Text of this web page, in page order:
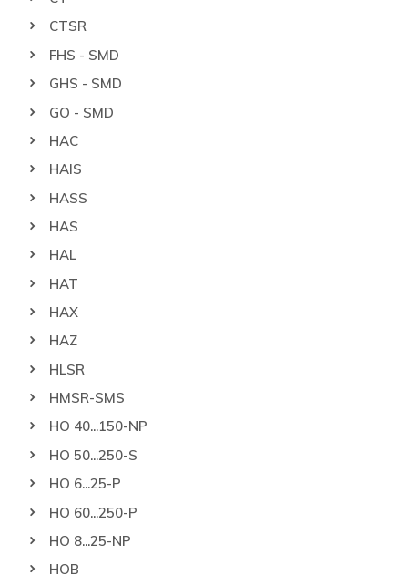
CTSR
FHS - SMD
GHS - SMD
GO - SMD
HAC
HAIS
HASS
HAS
HAL
HAT
HAX
HAZ
HLSR
HMSR-SMS
HO 40...150-NP
HO 50...250-S
HO 6...25-P
HO 60...250-P
HO 8...25-NP
HOB